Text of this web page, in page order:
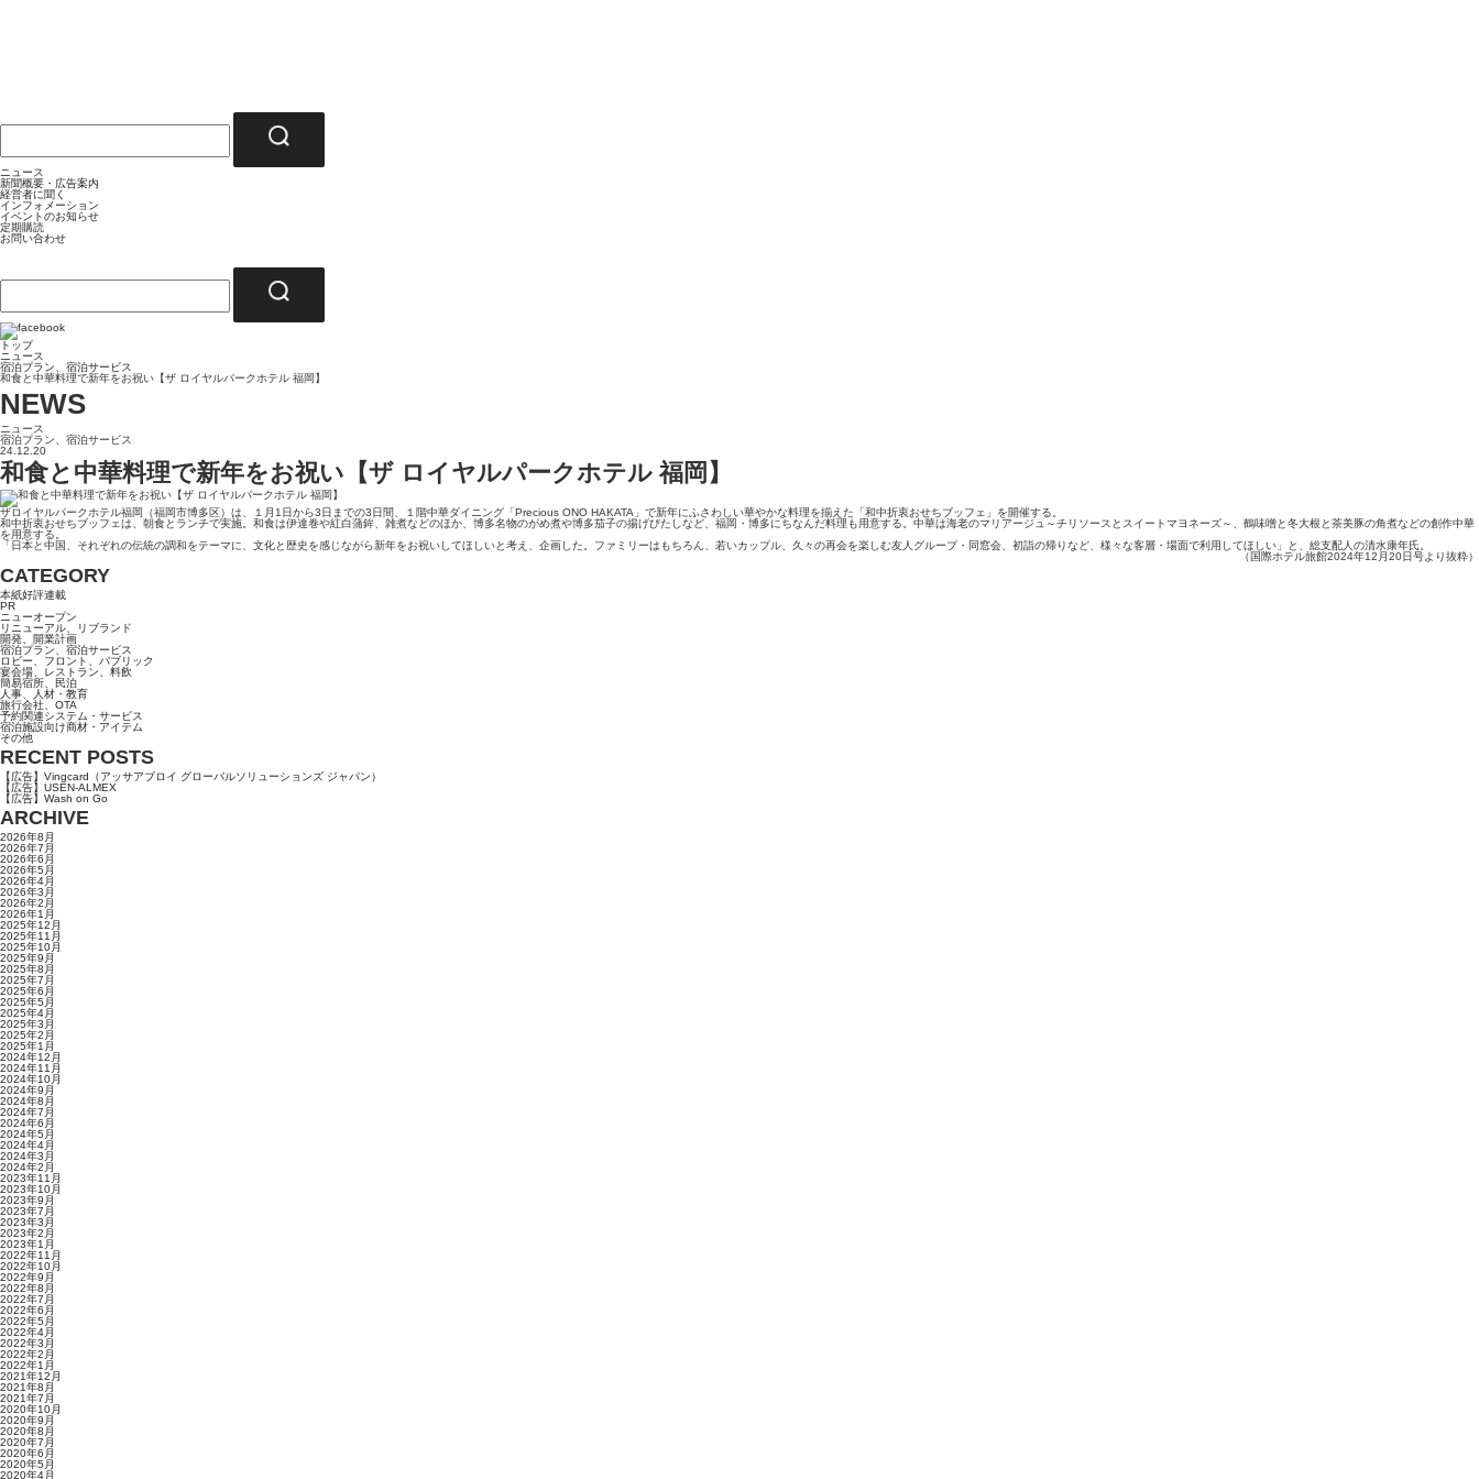
ニュース
新聞概要・広告案内
経営者に聞く
インフォメーション
イベントのお知らせ
定期購読
お問い合わせ
トップ
ニュース
宿泊プラン、宿泊サービス
和食と中華料理で新年をお祝い【ザ ロイヤルパークホテル 福岡】
NEWS
ニュース
宿泊プラン、宿泊サービス
24.12.20
和食と中華料理で新年をお祝い【ザ ロイヤルパークホテル 福岡】
ザロイヤルパークホテル福岡（福岡市博多区）は、１月1日から3日までの3日間、１階中華ダイニング「Precious ONO HAKATA」で新年にふさわしい華やかな料理を揃えた「和中折衷おせちブッフェ」を開催する。
和中折衷おせちブッフェは、朝食とランチで実施。和食は伊達巻や紅白蒲鉾、雑煮などのほか、博多名物のがめ煮や博多茄子の揚げびたしなど、福岡・博多にちなんだ料理も用意する。中華は海老のマリアージュ～チリソースとスイートマヨネーズ～、鶴味噌と冬大根と茶美豚の角煮などの創作中華
を用意する。
「日本と中国、それぞれの伝統の調和をテーマに、文化と歴史を感じながら新年をお祝いしてほしいと考え、企画した。ファミリーはもちろん、若いカップル、久々の再会を楽しむ友人グループ・同窓会、初詣の帰りなど、様々な客層・場面で利用してほしい」と、総支配人の清水康年氏。
（国際ホテル旅館2024年12月20日号より抜粋）
CATEGORY
本紙好評連載
PR
ニューオープン
リニューアル、リブランド
開発、開業計画
宿泊プラン、宿泊サービス
ロビー、フロント、パブリック
宴会場、レストラン、料飲
簡易宿所、民泊
人事、人材・教育
旅行会社、OTA
予約関連システム・サービス
宿泊施設向け商材・アイテム
その他
RECENT POSTS
【広告】Vingcard（アッサアブロイ グローバルソリューションズ ジャパン）
【広告】USEN-ALMEX
【広告】Wash on Go
ARCHIVE
2026年8月
2026年7月
2026年6月
2026年5月
2026年4月
2026年3月
2026年2月
2026年1月
2025年12月
2025年11月
2025年10月
2025年9月
2025年8月
2025年7月
2025年6月
2025年5月
2025年4月
2025年3月
2025年2月
2025年1月
2024年12月
2024年11月
2024年10月
2024年9月
2024年8月
2024年7月
2024年6月
2024年5月
2024年4月
2024年3月
2024年2月
2023年11月
2023年10月
2023年9月
2023年7月
2023年3月
2023年2月
2023年1月
2022年11月
2022年10月
2022年9月
2022年8月
2022年7月
2022年6月
2022年5月
2022年4月
2022年3月
2022年2月
2022年1月
2021年12月
2021年8月
2021年7月
2020年10月
2020年9月
2020年8月
2020年7月
2020年6月
2020年5月
2020年4月